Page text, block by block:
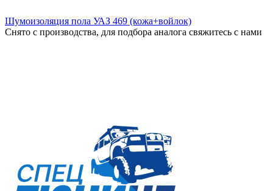
Шумоизоляция пола УАЗ 469 (кожа+войлок)
Снято с производства, для подбора аналога свяжитесь с нами